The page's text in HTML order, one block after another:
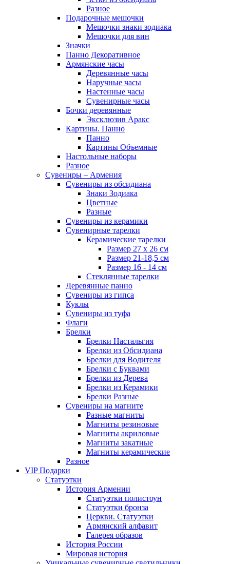
Разное
Подарочные мешочки
Мешочки знаки зодиака
Мешочки для вин
Значки
Панно Декоративное
Армянские часы
Деревянные часы
Наручные часы
Настенные часы
Сувенирные часы
Бочки деревянные
Эксклюзив Аракс
Картины. Панно
Панно
Картины Объемные
Настольные наборы
Разное
Сувениры – Армения
Сувениры из обсидиана
Знаки Зодиака
Цветные
Разные
Сувениры из керамики
Сувенирные тарелки
Керамические тарелки
Размер 27 х 26 см
Размер 21-18,5 см
Размер 16 - 14 см
Стеклянные тарелки
Деревянные панно
Сувениры из гипса
Куклы
Сувениры из туфа
Флаги
Брелки
Брелки Настальгия
Брелки из Обсидиана
Брелки для Водителя
Брелки с Буквами
Брелки из Дерева
Брелки из Керамики
Брелки Разные
Сувениры на магните
Разные магниты
Магниты резиновые
Магниты акриловые
Магниты закатные
Магниты керамические
Разное
VIP Подарки
Статуэтки
История Армении
Статуэтки полистоун
Статуэтки бронза
Церкви. Статуэтки
Армянский алфавит
Галерея образов
История России
Мировая история